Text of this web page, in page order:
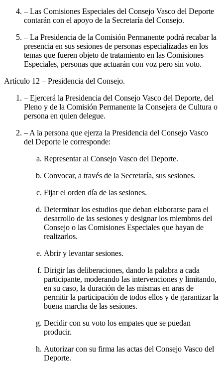
– Las Comisiones Especiales del Consejo Vasco del Deporte
contarán con el apoyo de la Secretaría del Consejo.
– La Presidencia de la Comisión Permanente podrá recabar la
presencia en sus sesiones de personas especializadas en los
temas que fueren objeto de tratamiento en las Comisiones
Especiales, personas que actuarán con voz pero sin voto.
Artículo 12 – Presidencia del Consejo.
– Ejercerá la Presidencia del Consejo Vasco del Deporte, del
Pleno y de la Comisión Permanente la Consejera de Cultura o
persona en quien delegue.
– A la persona que ejerza la Presidencia del Consejo Vasco
del Deporte le corresponde:
Representar al Consejo Vasco del Deporte.
Convocar, a través de la Secretaría, sus sesiones.
Fijar el orden día de las sesiones.
Determinar los estudios que deban elaborarse para el
desarrollo de las sesiones y designar los miembros del
Consejo o las Comisiones Especiales que hayan de
realizarlos.
Abrir y levantar sesiones.
Dirigir las deliberaciones, dando la palabra a cada
participante, moderando las intervenciones y limitando,
en su caso, la duración de las mismas en aras de
permitir la participación de todos ellos y de garantizar la
buena marcha de las sesiones.
Decidir con su voto los empates que se puedan
producir.
Autorizar con su firma las actas del Consejo Vasco del
Deporte.